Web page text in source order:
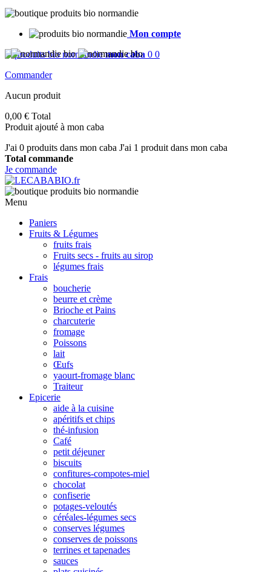
Mon compte
mon caba 0 0
Commander
Aucun produit
0,00 € Total
Produit ajouté à mon caba
J'ai 0 produits dans mon caba J'ai 1 produit dans mon caba
Total commande
Je commande
Menu
Paniers
Fruits & Légumes
fruits frais
Fruits secs - fruits au sirop
légumes frais
Frais
boucherie
beurre et crème
Brioche et Pains
charcuterie
fromage
Poissons
lait
Œufs
yaourt-fromage blanc
Traiteur
Epicerie
aide à la cuisine
apéritifs et chips
thé-infusion
Café
petit déjeuner
biscuits
confitures-compotes-miel
chocolat
confiserie
potages-veloutés
céréales-légumes secs
conserves légumes
conserves de poissons
terrines et tapenades
sauces